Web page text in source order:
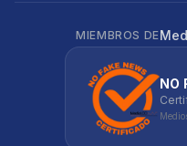
MIEMBROS DE
NO